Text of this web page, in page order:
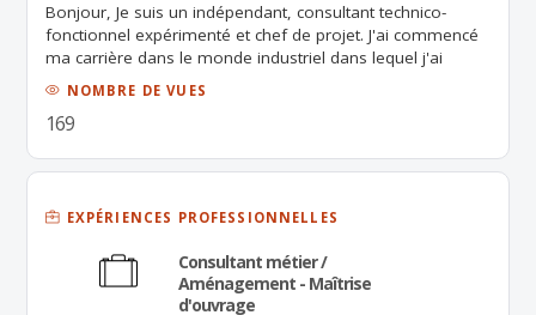
Bonjour, Je suis un indépendant, consultant technico-
fonctionnel expérimenté et chef de projet. J'ai commencé
ma carrière dans le monde industriel dans lequel j'ai
exercé les fonctions de Responsable de Maintenance
usine et de Technicien bureau d'études; j'ai ensuite évolué
vers le service et le conseil en tant que Consultant dans
Energies, Transport, Utilités, Pharma, Pétrole, Chimie). Ces
comprendre les processus, les besoins métier, les enjeux
impacts sur la maintenance ainsi que les problématiques
IT de déploiement. Ceci me permet de fournir le meilleur
service possible aux clients, notamment dans le contexte
NOMBRE DE VUES
169
EXPÉRIENCES PROFESSIONNELLES
Consultant métier /
Aménagement - Maîtrise
d'ouvrage